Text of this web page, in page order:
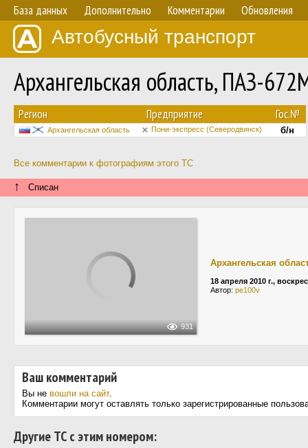
База данных Дополнительно Комментарии Обновления
Автобусный транспорт
Архангельская область, ПАЗ-
Регион Предприятие Гос.№
Архангельская область Пони-экспресс (Северодвинск) б/н
Все комментарии к фотографиям этого ТС
↑ Списан
931
Архангельская
18 апреля 2010 г.,
Автор: pe100v
Ваш комментарий
Вы не вошли на сайт.
Комментарии могут оставлять только зарегистрированные
Другие ТС с этим номером: